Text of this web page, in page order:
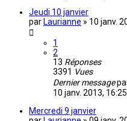
Jeudi 10 janvier
par Laurianne » 10 janv.
1
2
13 Réponses
3391 Vues
Dernier message
10 janv. 2013, 16:25
Mercredi 9 janvier